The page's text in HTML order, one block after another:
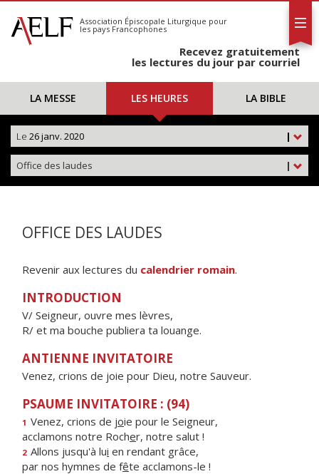
S'abonner
Calendrier
Association Épiscopale Liturgique pour
les pays Francophones
Recevez gratuitement
les lectures du jour par courriel
LA MESSE LES HEURES LA BIBLE
|
Le 26 janv. 2020
|
Office des laudes
OFFICE DES LAUDES
Revenir aux lectures du calendrier romain.
INTRODUCTION
V/ Seigneur, ouvre mes lèvres,
R/ et ma bouche publiera ta louange.
ANTIENNE INVITATOIRE
Venez, crions de joie pour Dieu, notre Sauveur.
PSAUME INVITATOIRE : (94)
1 Venez, crions de joie pour le Seigneur,
acclamons notre Rocher, notre salut !
2 Allons jusqu'à lui en rendant grâce,
par nos hymnes de fête acclamons-le !